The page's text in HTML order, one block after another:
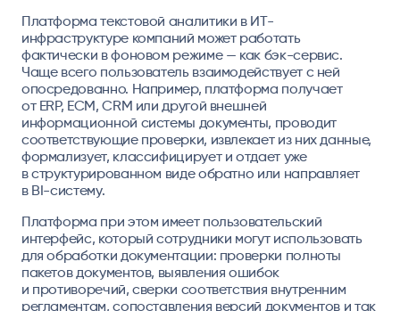
Платформа текстовой аналитики в ИТ-
инфраструктуре компаний может работать
фактически в фоновом режиме — как бэк-сервис.
Чаще всего пользователь взаимодействует с ней
опосредованно. Например, платформа получает
от ERP, ECM, CRM или другой внешней
информационной системы документы, проводит
соответствующие проверки, извлекает из них данные,
формализует, классифицирует и отдает уже
в структурированном виде обратно или направляет
в BI-систему.
Платформа при этом имеет пользовательский
интерфейс, который сотрудники могут использовать
для обработки документации: проверки полноты
пакетов документов, выявления ошибок
и противоречий, сверки соответствия внутренним
регламентам, сопоставления версий документов и так